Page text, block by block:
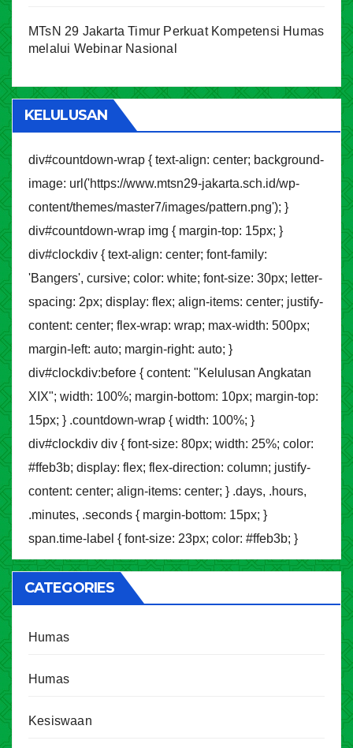
MTsN 29 Jakarta Timur Perkuat Kompetensi Humas
melalui Webinar Nasional
KELULUSAN
div#countdown-wrap { text-align: center; background-
image: url('https://www.mtsn29-jakarta.sch.id/wp-
content/themes/master7/images/pattern.png'); }
div#countdown-wrap img { margin-top: 15px; }
div#clockdiv { text-align: center; font-family:
'Bangers', cursive; color: white; font-size: 30px; letter-
spacing: 2px; display: flex; align-items: center; justify-
content: center; flex-wrap: wrap; max-width: 500px;
margin-left: auto; margin-right: auto; }
div#clockdiv:before { content: "Kelulusan Angkatan
XIX"; width: 100%; margin-bottom: 10px; margin-top:
15px; } .countdown-wrap { width: 100%; }
div#clockdiv div { font-size: 80px; width: 25%; color:
#ffeb3b; display: flex; flex-direction: column; justify-
content: center; align-items: center; } .days, .hours,
.minutes, .seconds { margin-bottom: 15px; }
span.time-label { font-size: 23px; color: #ffeb3b; }
CATEGORIES
Humas
Humas
Kesiswaan